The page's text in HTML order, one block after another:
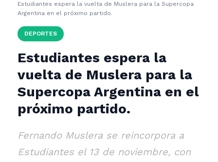
Estudiantes espera la vuelta de Muslera para la Supercopa
Argentina en el próximo partido.
DEPORTES
Estudiantes espera la
vuelta de Muslera para la
Supercopa Argentina en el
próximo partido.
Fernando Muslera se reincorpora a
Estudiantes el 13 de noviembre, con